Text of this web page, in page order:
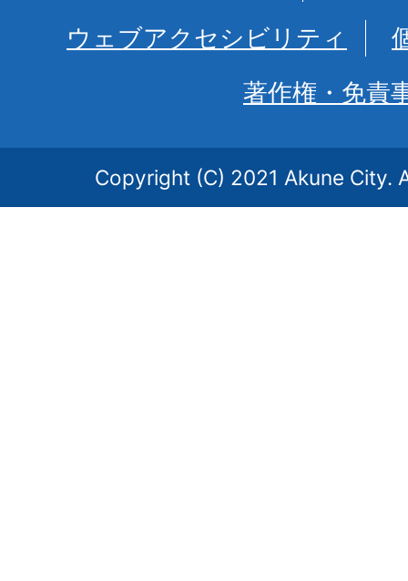
ウェブアクセシビリティ
著作権・免責
Copyright (C) 2021 Akune City.